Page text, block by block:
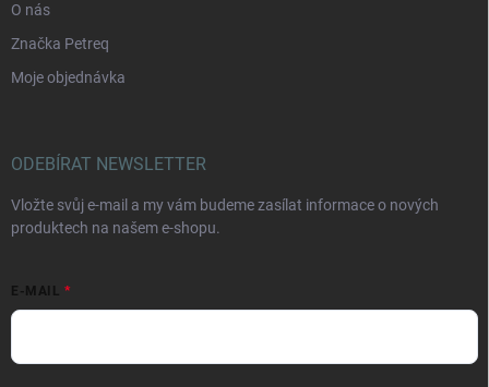
O nás
Značka Petreq
Moje objednávka
ODEBÍRAT NEWSLETTER
Vložte svůj e-mail a my vám budeme zasílat informace o nových
produktech na našem e-shopu.
E-MAIL